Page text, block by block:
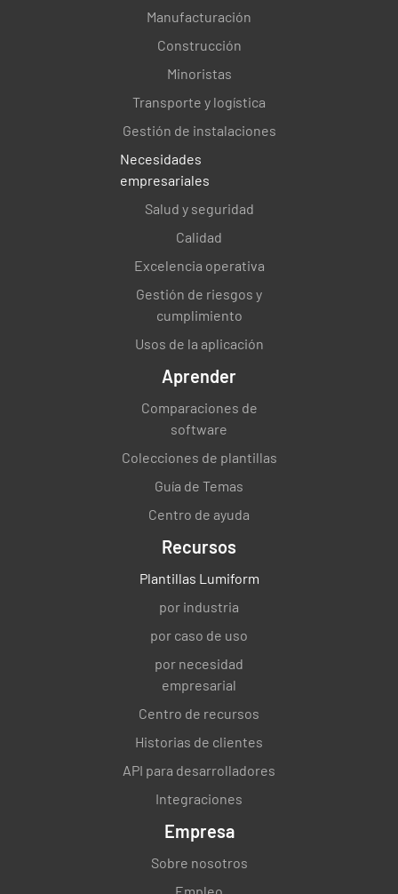
Manufacturación
Construcción
Minoristas
Transporte y logística
Gestión de instalaciones
Necesidades
empresariales
Salud y seguridad
Calidad
Excelencia operativa
Gestión de riesgos y
cumplimiento
Usos de la aplicación
Aprender
Comparaciones de
software
Colecciones de plantillas
Guía de Temas
Centro de ayuda
Recursos
Plantillas Lumiform
por industria
por caso de uso
por necesidad
empresarial
Centro de recursos
Historias de clientes
API para desarrolladores
Integraciones
Empresa
Sobre nosotros
Empleo